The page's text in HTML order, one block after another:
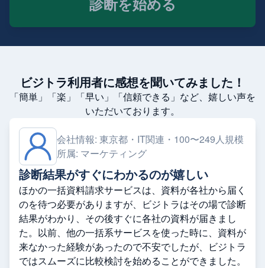
ビジトラ利用者に感想を聞いてみました！
「簡単」「楽」「早い」「信頼できる」など、嬉しい声を
いただいております。
会社情報: 東京都・IT関連・100〜249人規模
所属: マーケティング
診断結果がすぐにわかるのが嬉しい
ほかの一括資料請求サービスは、資料が各社から届く
のを待つ必要がありますが、ビジトラはその場で診断
結果がわかり、その後すぐに各社の資料が届きまし
た。以前、他の一括系サービスを使った時に、資料が
来なかった経験があったので不安でしたが、ビジトラ
ではスムーズに比較検討を始めることができました。